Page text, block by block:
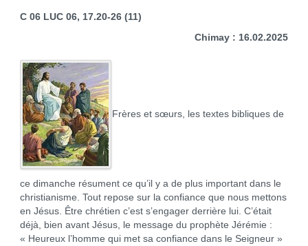
C 06 LUC 06, 17.20-26 (11)
Chimay : 16.02.2025
Frères et sœurs, les textes bibliques de
ce dimanche résument ce qu’il y a de plus important dans le
christianisme. Tout repose sur la confiance que nous mettons
en Jésus. Être chrétien c’est s’engager derrière lui. C’était
déjà, bien avant Jésus, le message du prophète Jérémie :
« Heureux l’homme qui met sa confiance dans le Seigneur »